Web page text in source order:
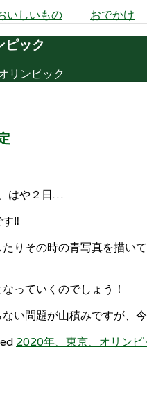
いしいもの おでかけ
ック
リンピック
はや２日…
‼
りその時の青写真を描い
っていくのでしょう！
い問題が山積みですが
2020年、東京、オリンピ